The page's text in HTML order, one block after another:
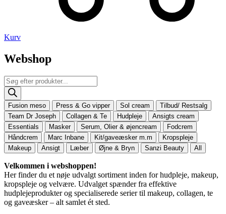
Kurv
Webshop
Products
search
Fusion meso Press & Go vipper Sol cream
Tilbud/ Restsalg
Team Dr Joseph
Collagen & Te Hudpleje
Ansigts cream
Essentials
Masker Serum, Olier & øjencream
Fodcrem
Håndcrem
Marc Inbane Kit/gaveæsker m.m
Kropspleje
Makeup
Ansigt Læber Øjne & Bryn Sanzi Beauty All
Velkommen i webshoppen!
Her finder du et nøje udvalgt sortiment inden for hudpleje, makeup,
kropspleje og velvære. Udvalget spænder fra effektive
hudplejeprodukter og specialiserede serier til makeup, collagen, te
og gaveæsker – alt samlet ét sted.